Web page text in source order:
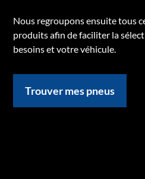
Nous regroupons ensuite tous
produits afin de faciliter la
besoins et votre véhicule.
Trouver mes pneus